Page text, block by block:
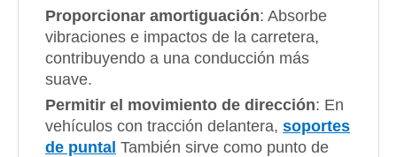
Proporcionar amortiguación: Absorbe
vibraciones e impactos de la carretera,
contribuyendo a una conducción más
suave.
Permitir el movimiento de dirección: En
vehículos con tracción delantera, soportes
de puntal También sirve como punto de